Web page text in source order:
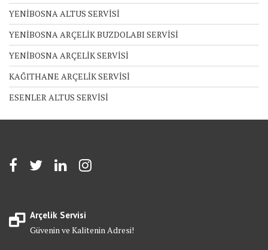
YENİBOSNA ALTUS SERVİSİ
YENİBOSNA ARÇELİK BUZDOLABI SERVİSİ
YENİBOSNA ARÇELİK SERVİSİ
KAĞITHANE ARÇELİK SERVİSİ
ESENLER ALTUS SERVİSİ
Arçelik Servisi
Güvenin ve Kalitenin Adresi!